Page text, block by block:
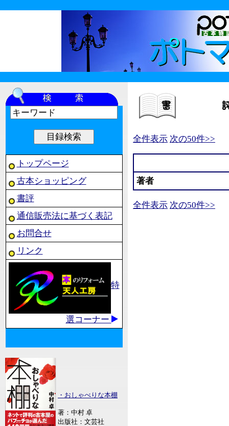
トップページ
古本ショッピング
書評
通信販売法に基づく表記
お問合せ
リンク
特
選コーナー
・おしゃべりな本棚
著：中村 卓
出版社：文芸社
全件表示 次の50件>>
著者
全件表示 次の50件>>